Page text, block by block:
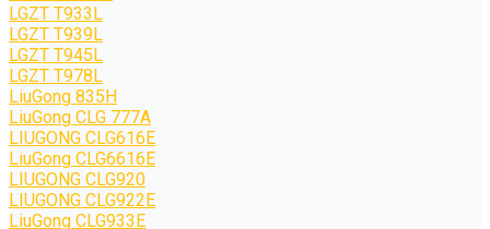
LGZT T933L
LGZT T939L
LGZT T945L
LGZT T978L
LiuGong 835H
LiuGong CLG 777A
LIUGONG CLG616E
LiuGong CLG6616E
LIUGONG CLG920
LIUGONG CLG922E
LiuGong CLG933E